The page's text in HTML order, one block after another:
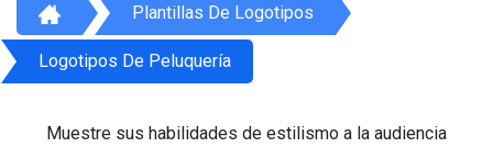
Plantillas De Logotipos
Logotipos De Peluquería
Muestre sus habilidades de estilismo a la audiencia